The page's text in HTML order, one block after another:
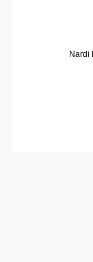
Nardi